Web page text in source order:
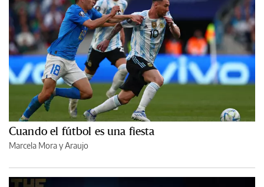
Cuando el fútbol es una fiesta
Marcela Mora y Araujo